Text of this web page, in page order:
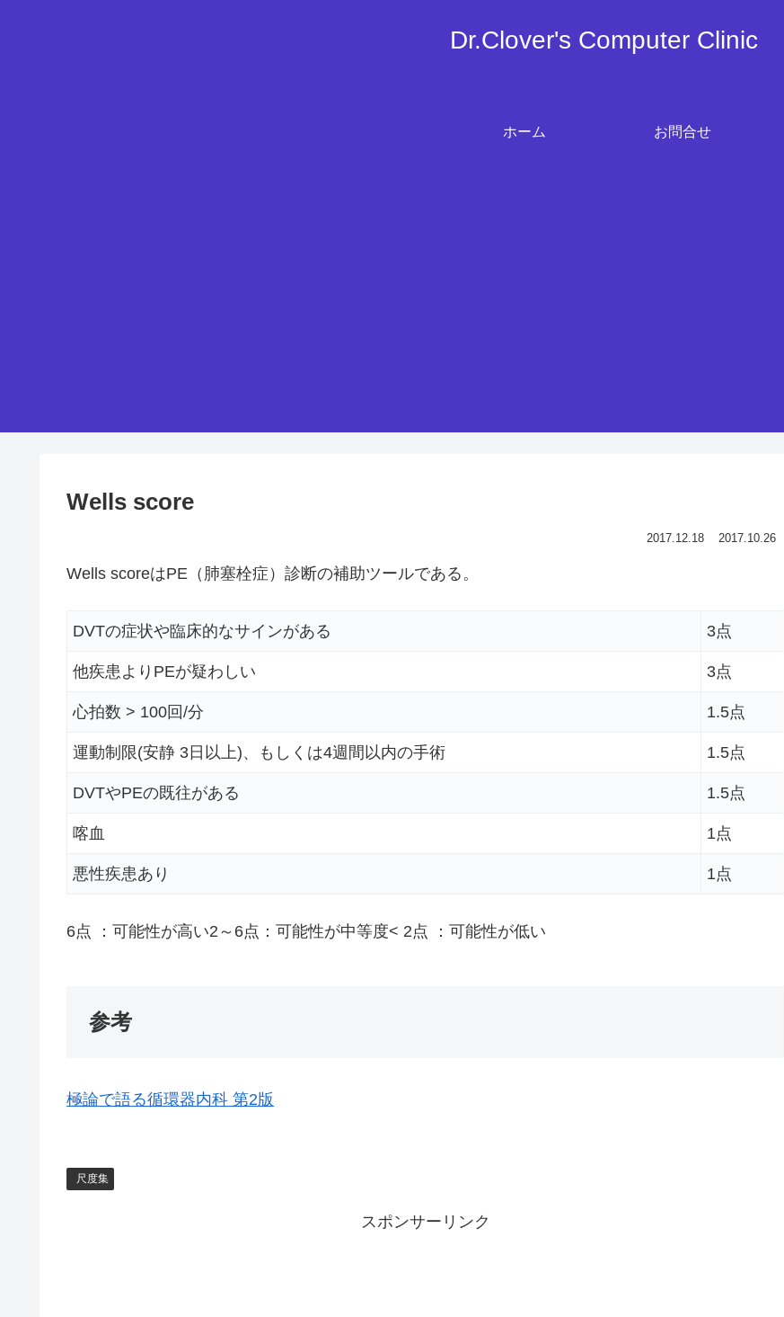
Dr.Clover's Computer Clinic
ホーム お問合せ
Wells score
2017.12.18 2017.10.26
Wells scoreはPE（肺塞栓症）診断の補助ツールである。
DVTの症状や臨床的なサインがある 3点
他疾患よりPEが疑わしい 3点
心拍数 > 100回/分 1.5点
運動制限(安静 3日以上)、もしくは4週間以内の手術 1.5点
DVTやPEの既往がある 1.5点
喀血 1点
悪性疾患あり 1点
6点 ：可能性が高い2～6点：可能性が中等度< 2点 ：可能性が低い
参考
極論で語る循環器内科 第2版
尺度集
スポンサーリンク